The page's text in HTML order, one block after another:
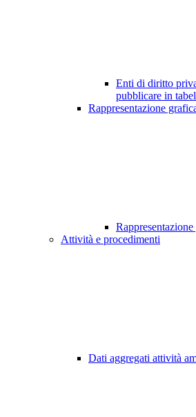
Enti di diritto
pubblicare in
Rappresentazione
Attività e procedimenti
Dati aggregati attività